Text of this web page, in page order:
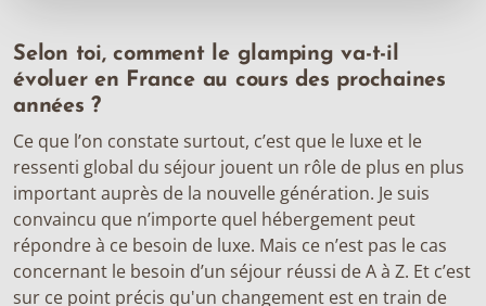
Selon toi, comment le glamping va-t-il
évoluer en France au cours des prochaines
années ?
Ce que l’on constate surtout, c’est que le luxe et le
ressenti global du séjour jouent un rôle de plus en plus
important auprès de la nouvelle génération. Je suis
convaincu que n’importe quel hébergement peut
répondre à ce besoin de luxe. Mais ce n’est pas le cas
concernant le besoin d’un séjour réussi de A à Z. Et c’est
sur ce point précis qu'un changement est en train de